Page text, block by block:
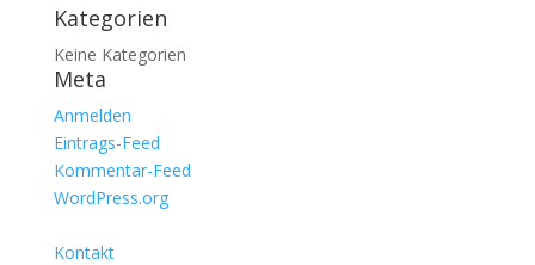
Kategorien
Keine Kategorien
Meta
Anmelden
Eintrags-Feed
Kommentar-Feed
WordPress.org
Kontakt